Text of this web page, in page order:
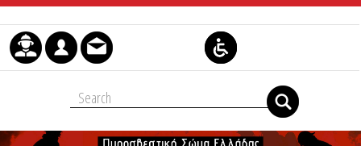
Skip to Content